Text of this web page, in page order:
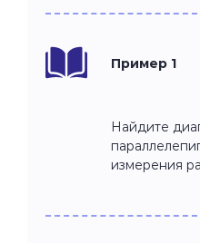
Пример 1
Найдите
измерения